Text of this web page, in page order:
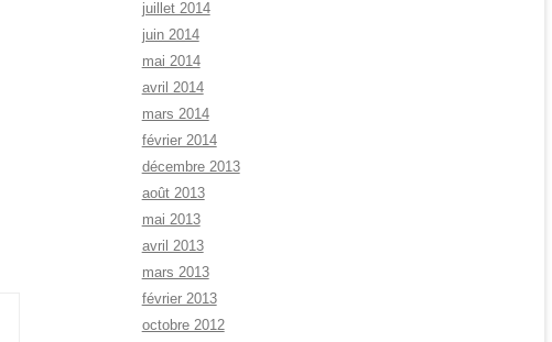
juillet 2014
juin 2014
mai 2014
avril 2014
mars 2014
février 2014
décembre 2013
août 2013
mai 2013
avril 2013
mars 2013
février 2013
octobre 2012